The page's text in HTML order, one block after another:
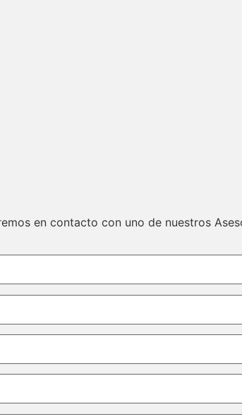
en contacto con uno de nuestros